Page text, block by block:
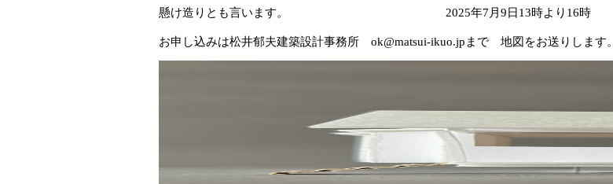
懸け造りとも言います。 2025年7月9日13時より16時
お申し込みは松井郁夫建築設計事務所 ok@matsui-ikuo.jpまで 地図をお送りします。